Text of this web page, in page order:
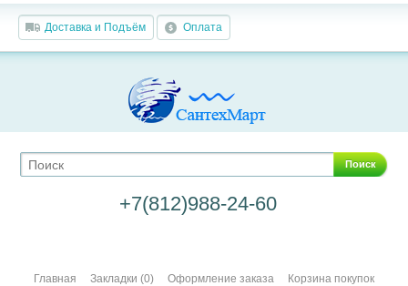
Доставка и Подъём Оплата
Поиск
+7(812)988-24-60
Главная Закладки (0) Оформление заказа
Корзина покупок